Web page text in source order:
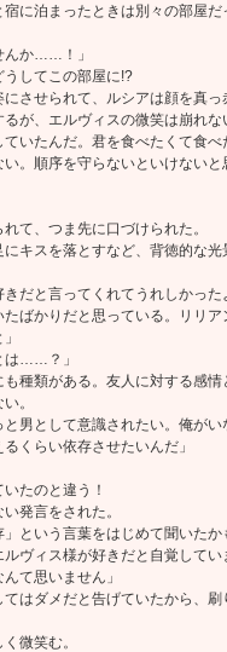
に泊まったときは別々の部屋だ
んか……！」
してこの部屋に!?
させられて、ルシアは顔を真っ
が、エルヴィスの微笑は崩れな
ていたんだ。君を食べたくて食
。順序を守らないといけないと
て、つま先に口づけられた。
キスを落とすなど、背徳的な光
きだと言ってくれてうれしかっ
ばかりだと思っている。リリア
は……？」
種類がある。友人に対する感情
。
と男として意識されたい。俺が
くらい依存させたいんだ」
たのと違う！
発言をされた。
という言葉をはじめて聞いたか
ルヴィス様が好きだと自覚して
て思いません」
てはダメだと告げていたから、
微笑む。